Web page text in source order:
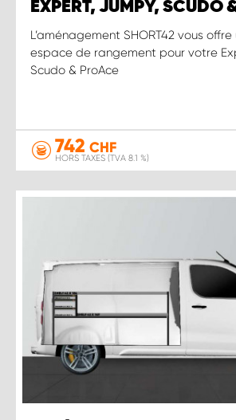
EXPERT, JUMPY, SCUDO
L’aménagement SHORT42 vous
espace de rangement pour votre
Scudo & ProAce
742 CHF
HORS TAXES (TVA 8.1 %)